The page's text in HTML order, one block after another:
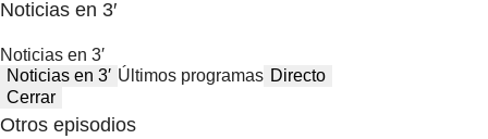
Noticias en 3′
Noticias en 3′
Noticias en 3′ Últimos programas Directo
Cerrar
Otros episodios